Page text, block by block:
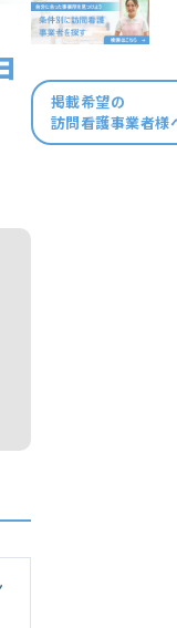
掲載希望の
訪問看護事業者様